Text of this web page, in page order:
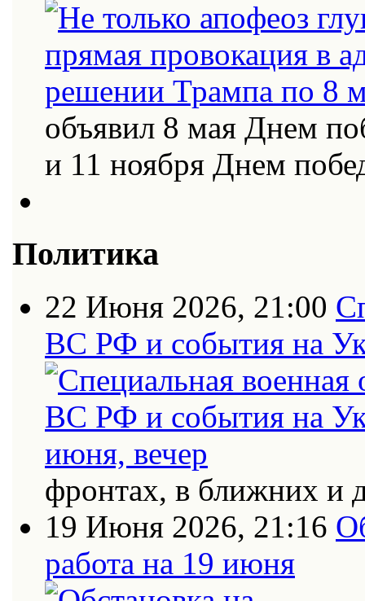
объявил 8 мая Днем
и 11 ноября Днем
Политика
22 Июня 2026, 21:00
ВС РФ и события на
фронтах, в ближних и
19 Июня 2026, 21:16
работа на 19 июня